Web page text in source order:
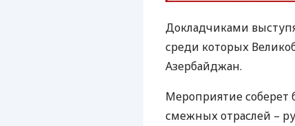
Докладчиками
среди которых
Азербайджан.
Мероприятие соберет
смежных отраслей –